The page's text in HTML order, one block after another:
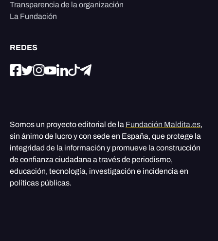
Transparencia de la organización
La Fundación
REDES
Somos un proyecto editorial de la Fundación Maldita.es,
sin ánimo de lucro y con sede en España, que protege la
integridad de la información y promueve la construcción
de confianza ciudadana a través de periodismo,
educación, tecnología, investigación e incidencia en
políticas públicas.